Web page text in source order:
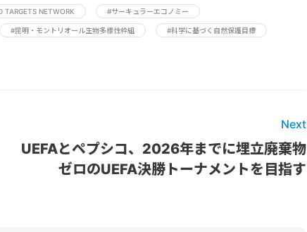
TARGETS NETWORK #サーキュラーエコノミー
#昆明・モントリオール生物多様性枠組 #科学に基づく自然保護目標
Next
UEFAとペプシコ、2026年までに埋立廃棄物
ゼロのUEFA決勝トーナメントを目指す